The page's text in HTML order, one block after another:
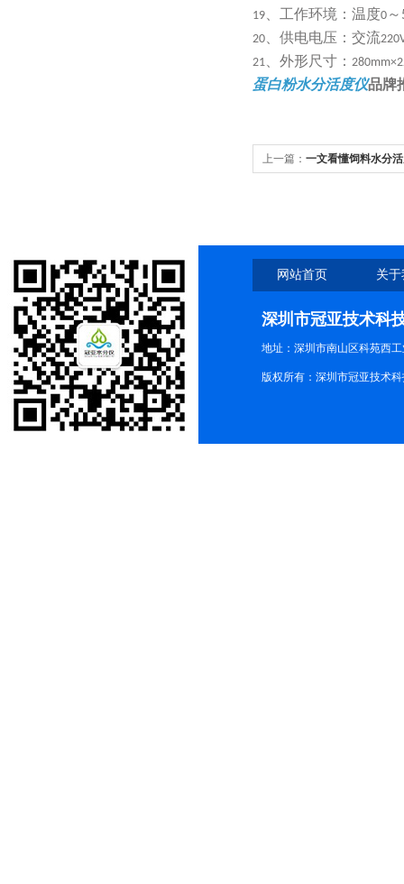
19 、工作环境 ： 温度0 ～
20 、供电电压 ： 交流
21 、外形尺寸 ：
蛋白粉水分活度仪品牌
上一篇： 一文看懂饲料水分
网站首页 关
深圳市冠亚技术科
地址：深圳市南山区科苑西
版权所有：深圳市冠亚技术